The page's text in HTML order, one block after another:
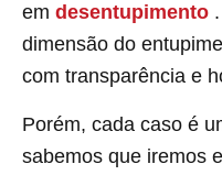
em desentupimento
dimensão do
com transparência e
Porém, cada caso é
sabemos que iremos